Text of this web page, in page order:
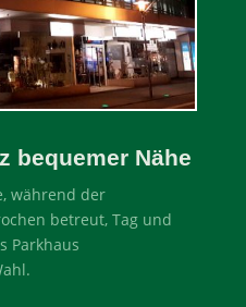
bequemer Nähe
während der
betreut, Tag und
Parkhaus